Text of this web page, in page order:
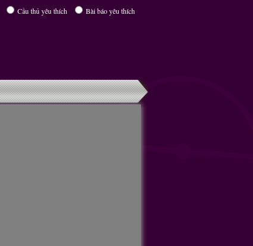
Cầu thủ yêu thích Bài báo yêu thích